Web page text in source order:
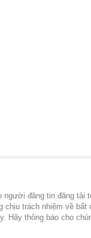
người đăng tin đăng tải
chịu trách nhiệm về bất
Hãy thông báo cho